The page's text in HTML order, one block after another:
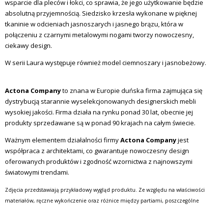
wsparcie dla pleców i łokci, co sprawia, że jego użytkowanie będzie
absolutną przyjemnością. Siedzisko krzesła wykonane w pięknej
tkaninie w odcieniach jasnoszarych i jasnego brązu, która w
połączeniu z czarnymi metalowymi nogami tworzy nowoczesny,
ciekawy design.
W serii Laura występuje również model ciemnoszary i jasnobeżowy.
Actona Companyto znana w Europie duńska firma zajmująca się
dystrybucją starannie wyselekcjonowanych designerskich mebli
wysokiej jakości. Firma działa na rynku ponad 30 lat, obecnie jej
produkty sprzedawane są w ponad 90 krajach na całym świecie.
Ważnym elementem działalności firmyActona Companyjest
współpraca z architektami, co gwarantuje nowoczesny design
oferowanych produktów i zgodność wzornictwa z najnowszymi
światowymi trendami.
Zdjęcia przedstawiają przykładowy wygląd produktu. Ze względu na właściwości
materiałów, ręczne wykończenie oraz różnice między partiami, poszczególne